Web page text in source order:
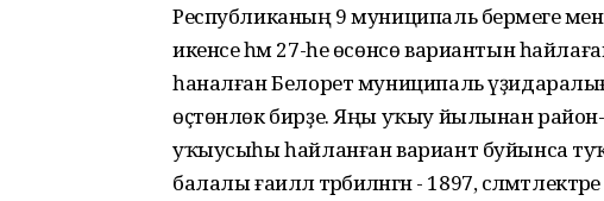
Республиканың 9 муниципаль берәмеге
икенсе һәм 27-һе өсөнсө вариантын
һаналған Белорет муниципаль
өҫтөнлөк бирҙе. Яңы уҡыу йылынан
уҡыусыһы һайланған вариант буйынса
балалы ғаиләлә тәрбиәләнгән - 1897,